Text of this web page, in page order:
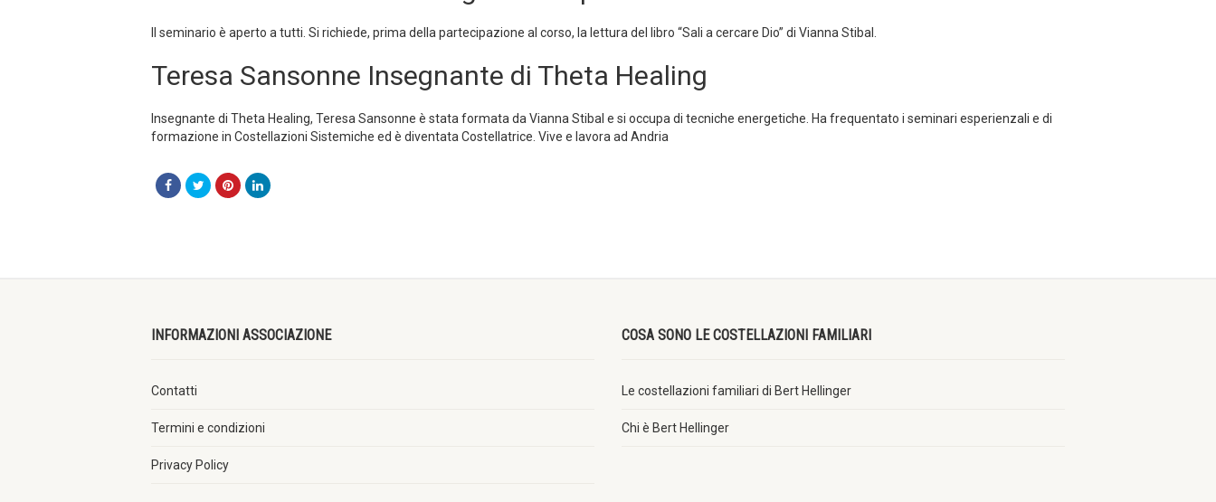
Il seminario è aperto a tutti. Si richiede, prima della partecipazione al corso, la lettura del libro “Sali a cercare Dio” di Vianna Stibal.
Teresa Sansonne Insegnante di Theta Healing
Insegnante di Theta Healing, Teresa Sansonne è stata formata da Vianna Stibal e si occupa di tecniche energetiche. Ha frequentato i seminari esperienzali e di
formazione in Costellazioni Sistemiche ed è diventata Costellatrice. Vive e lavora ad Andria
INFORMAZIONI ASSOCIAZIONE
Contatti
Termini e condizioni
Privacy Policy
COSA SONO LE COSTELLAZIONI FAMILIARI
Le costellazioni familiari di Bert Hellinger
Chi è Bert Hellinger